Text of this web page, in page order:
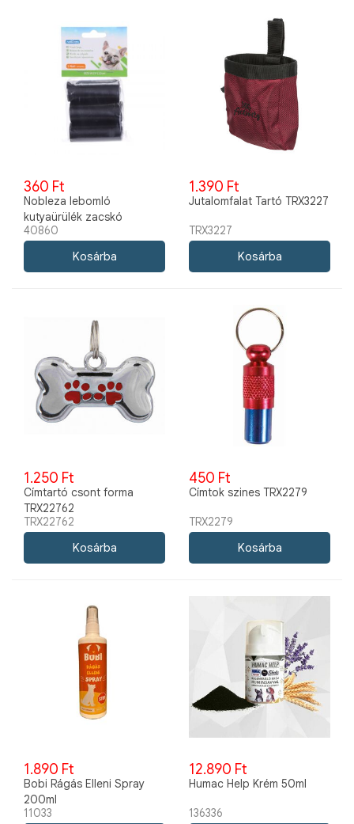
360 Ft
Nobleza lebomló
kutyaürülék zacskó
3tekercs
40860
1.390 Ft
Jutalomfalat Tartó TRX3227
TRX3227
1.250 Ft
Címtartó csont forma
TRX22762
TRX22762
450 Ft
Címtok szines TRX2279
TRX2279
1.890 Ft
Bobi Rágás Elleni Spray
200ml
11033
12.890 Ft
Humac Help Krém 50ml
136336